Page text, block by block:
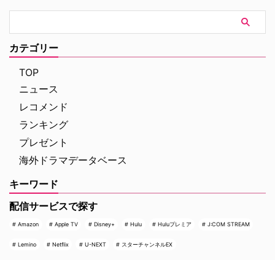
カテゴリー
TOP
ニュース
レコメンド
ランキング
プレゼント
海外ドラマデータベース
キーワード
配信サービスで探す
Amazon Apple TV Disney+ Hulu Huluプレミア J:COM STREAM
Lemino Netflix U-NEXT スターチャンネルEX